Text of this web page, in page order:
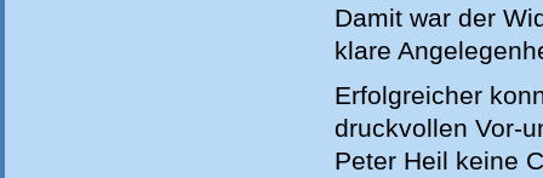
Damit war der
klare
Erfolgreicher
druckvollen Vor-
Peter Heil keine